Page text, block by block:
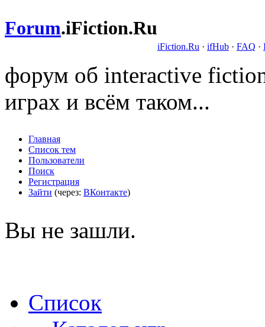
Forum.iFiction.Ru
iFiction.Ru · ifHub · FAQ ·
форум об interactive
играх и всём таком...
Главная
Список тем
Пользователи
Поиск
Регистрация
Зайти (через: ВКонтакте)
Вы не зашли.
Список